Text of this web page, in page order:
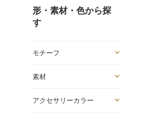
形・素材・色から探
す
モチーフ
素材
アクセサリーカラー